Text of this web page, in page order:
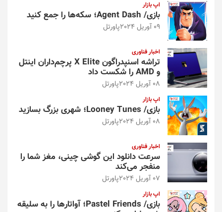
اپ بازار
بازی/ Agent Dash؛ سکه‌ها را جمع کنید
09 آوریل 2024 پاورتل
اخبار فناوری
تراشه اسنپدراگون X Elite پرچم‌داران اینتل
و AMD را شکست داد
08 آوریل 2024 پاورتل
اپ بازار
بازی/ Looney Tunes؛ شهری بزرگ بسازید
08 آوریل 2024 پاورتل
اخبار فناوری
سرعت دانلود این گوشی چینی، مغز شما را
منفجر می‌کند
07 آوریل 2024 پاورتل
اپ بازار
بازی/ Pastel Friends؛ آواتارها را به سلیقه